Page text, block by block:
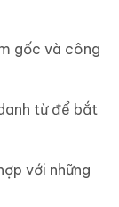
gốc và công
từ để bắt
với những